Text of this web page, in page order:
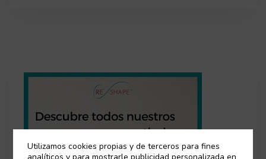
Utilizamos cookies propias y de terceros para fines